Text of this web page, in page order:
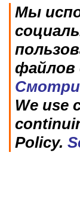
Мы
файлов
We use
Policy.